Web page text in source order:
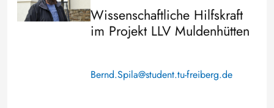
Wissenschaftliche Hilfskraft
im Projekt LLV Muldenhütten
Bernd.Spila@student.tu-freiberg.de